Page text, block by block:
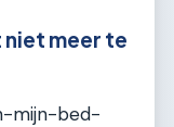
meer te
mijn-bed-